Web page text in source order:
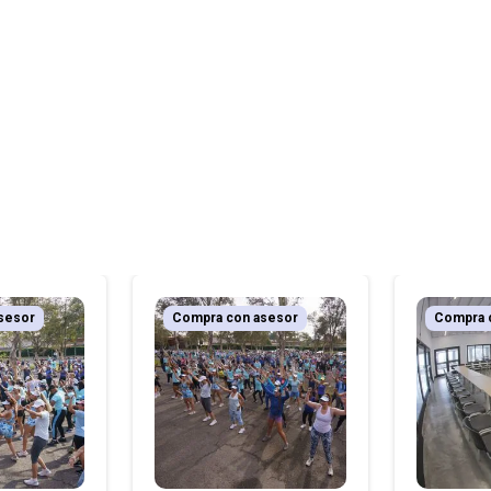
Compra con asesor Compra